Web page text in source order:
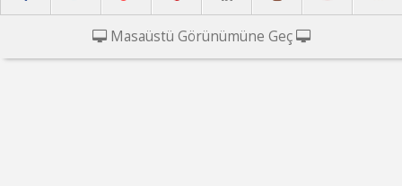
Masaüstü Görünümüne Geç